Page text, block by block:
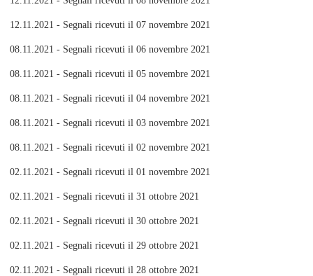
12.11.2021 - Segnali ricevuti il 07 novembre 2021
08.11.2021 - Segnali ricevuti il 06 novembre 2021
08.11.2021 - Segnali ricevuti il 05 novembre 2021
08.11.2021 - Segnali ricevuti il 04 novembre 2021
08.11.2021 - Segnali ricevuti il 03 novembre 2021
08.11.2021 - Segnali ricevuti il 02 novembre 2021
02.11.2021 - Segnali ricevuti il 01 novembre 2021
02.11.2021 - Segnali ricevuti il 31 ottobre 2021
02.11.2021 - Segnali ricevuti il 30 ottobre 2021
02.11.2021 - Segnali ricevuti il 29 ottobre 2021
02.11.2021 - Segnali ricevuti il 28 ottobre 2021